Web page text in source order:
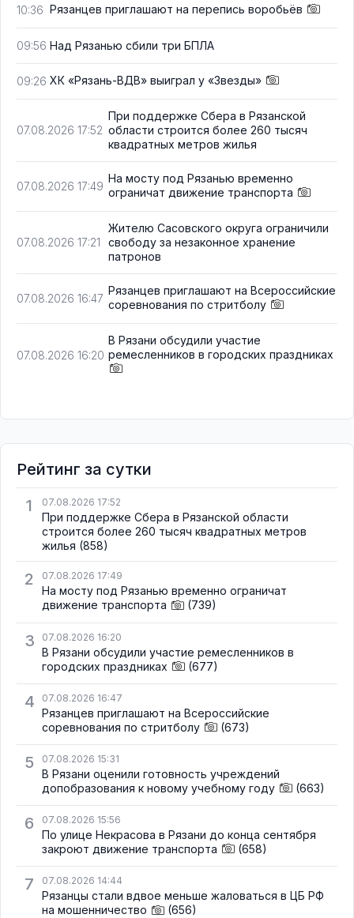
10:36 Рязанцев приглашают на перепись воробьёв
09:56 Над Рязанью сбили три БПЛА
09:26 ХК «Рязань-ВДВ» выиграл у «Звезды»
07.08.2026 17:52
При поддержке Сбера в Рязанской
области строится более 260 тысяч
квадратных метров жилья
07.08.2026 17:49
На мосту под Рязанью временно
ограничат движение транспорта
07.08.2026 17:21
Жителю Сасовского округа ограничили
свободу за незаконное хранение
патронов
07.08.2026 16:47
Рязанцев приглашают на Всероссийские
соревнования по стритболу
07.08.2026 16:20
В Рязани обсудили участие
ремесленников в городских праздниках
Рейтинг за сутки
1
07.08.2026 17:52
При поддержке Сбера в Рязанской области
строится более 260 тысяч квадратных метров
жилья (858)
2 07.08.2026 17:49
На мосту под Рязанью временно ограничат
движение транспорта
(739)
3 07.08.2026 16:20
В Рязани обсудили участие ремесленников в
городских праздниках
(677)
4 07.08.2026 16:47
Рязанцев приглашают на Всероссийские
соревнования по стритболу
(673)
5 07.08.2026 15:31
В Рязани оценили готовность учреждений
допобразования к новому учебному году
(663)
6 07.08.2026 15:56
По улице Некрасова в Рязани до конца сентября
закроют движение транспорта
(658)
7 07.08.2026 14:44
Рязанцы стали вдвое меньше жаловаться в ЦБ РФ
на мошенничество
(656)